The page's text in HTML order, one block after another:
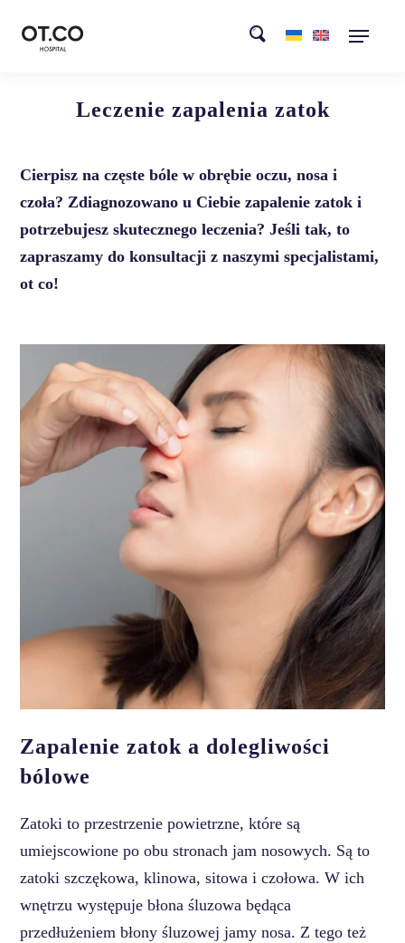
Leczenie zapalenia zatok
Cierpisz na częste bóle w obrębie oczu, nosa i
czoła? Zdiagnozowano u Ciebie zapalenie zatok i
potrzebujesz skutecznego leczenia? Jeśli tak, to
zapraszamy do konsultacji z naszymi specjalistami,
ot co!
Zapalenie zatok a dolegliwości
bólowe
Zatoki to przestrzenie powietrzne, które są
umiejscowione po obu stronach jam nosowych. Są to
zatoki szczękowa, klinowa, sitowa i czołowa. W ich
wnętrzu występuje błona śluzowa będąca
przedłużeniem błony śluzowej jamy nosa. Z tego też